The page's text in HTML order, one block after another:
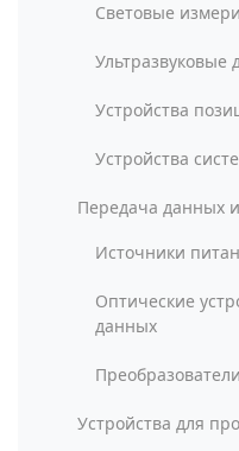
Световые
Ультразвуковые
Устройства
Устройства
Передача данных
Источники
Оптические
данных
Устройства для